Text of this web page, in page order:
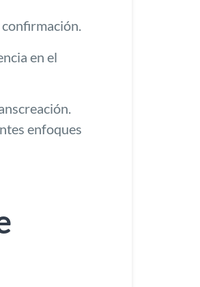
en el
enfoques